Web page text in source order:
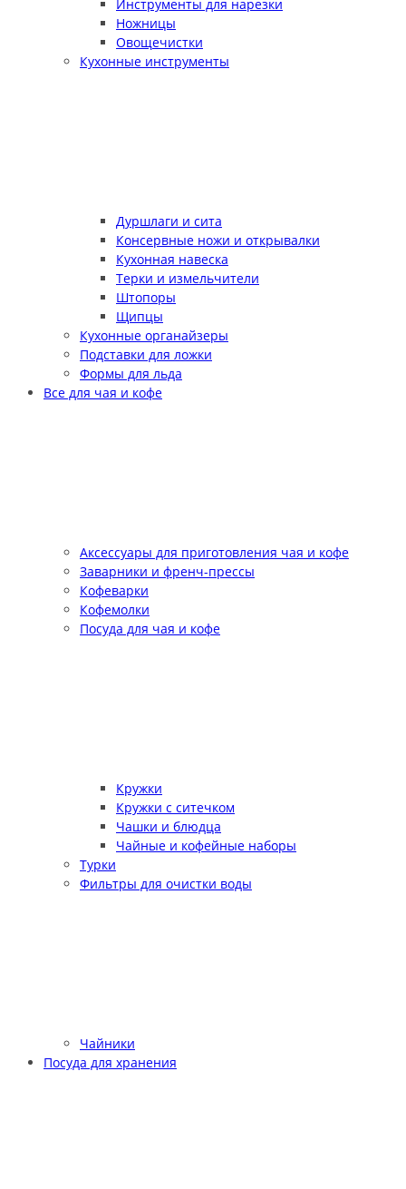
Инструменты для нарезки
Ножницы
Овощечистки
Кухонные инструменты
Дуршлаги и сита
Консервные ножи и открывалки
Кухонная навеска
Терки и измельчители
Штопоры
Щипцы
Кухонные органайзеры
Подставки для ложки
Формы для льда
Все для чая и кофе
Аксессуары для приготовления чая и кофе
Заварники и френч-прессы
Кофеварки
Кофемолки
Посуда для чая и кофе
Кружки
Кружки с ситечком
Чашки и блюдца
Чайные и кофейные наборы
Турки
Фильтры для очистки воды
Чайники
Посуда для хранения